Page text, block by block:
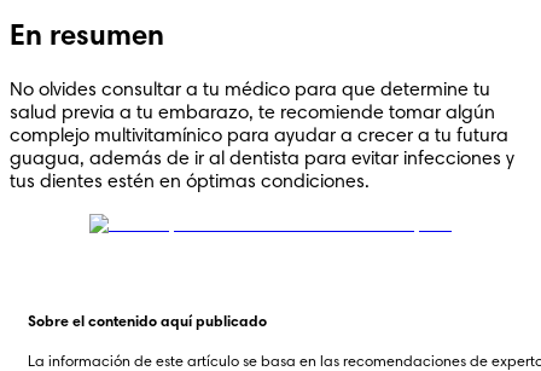
En resumen
No olvides consultar a tu médico para que determine tu
salud previa a tu embarazo, te recomiende tomar algún
complejo multivitamínico para ayudar a crecer a tu futura
guagua, además de ir al dentista para evitar infecciones y
tus dientes estén en óptimas condiciones.
Sobre el contenido aquí publicado
La información de este artículo se basa en las recomendaciones de